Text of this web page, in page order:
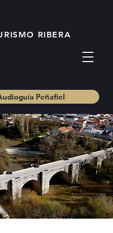
RIBERA
Peñafiel